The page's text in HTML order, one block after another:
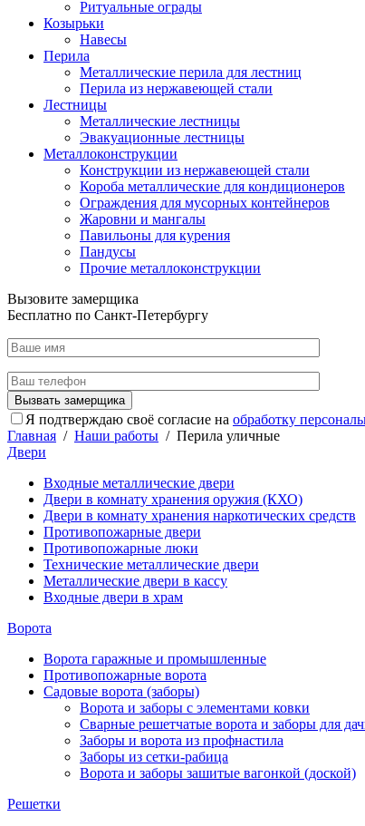
Ритуальные ограды
Козырьки
Навесы
Перила
Металлические перила для лестниц
Перила из нержавеющей стали
Лестницы
Металлические лестницы
Эвакуационные лестницы
Металлоконструкции
Конструкции из нержавеющей стали
Короба металлические для кондиционеров
Ограждения для мусорных контейнеров
Жаровни и мангалы
Павильоны для курения
Пандусы
Прочие металлоконструкции
Вызовите замерщика
Бесплатно по Санкт-Петербургу
Я подтверждаю своё согласие на обработку
Главная / Наши работы / Перила уличные
Двери
Входные металлические двери
Двери в комнату хранения оружия (КХО)
Двери в комнату хранения наркотических средств
Противопожарные двери
Противопожарные люки
Технические металлические двери
Металлические двери в кассу
Входные двери в храм
Ворота
Ворота гаражные и промышленные
Противопожарные ворота
Садовые ворота (заборы)
Ворота и заборы с элементами ковки
Сварные решетчатые ворота и заборы для
Заборы и ворота из профнастила
Заборы из сетки-рабица
Ворота и заборы зашитые вагонкой (доской)
Решетки